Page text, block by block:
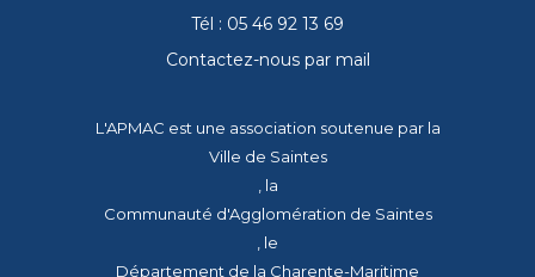
Tél : 05 46 92 13 69
Contactez-nous par mail
L'APMAC est une association soutenue par la
Ville de Saintes
, la
Communauté d'Agglomération de Saintes
, le
Département de la Charente-Maritime